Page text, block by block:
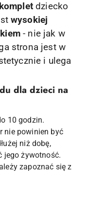
komplet dziecko
wysokiej
- nie jak w
strona jest w
i ulega
dla dzieci na
10 godzin.
nie powinien być
niż dobę,
jego żywotność.
zapoznać się z